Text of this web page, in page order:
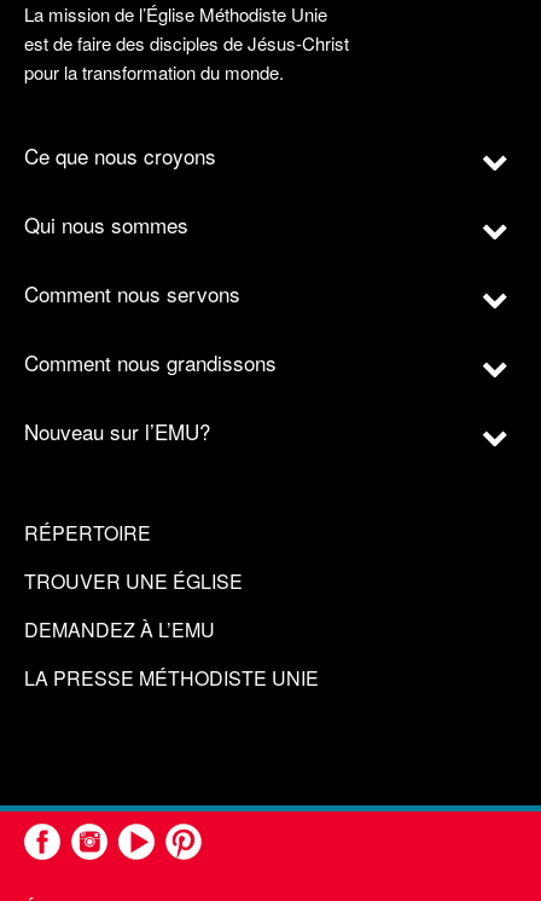
La mission de l’Église Méthodiste Unie
est de faire des disciples de Jésus-Christ
pour la transformation du monde.
Ce que nous croyons
Qui nous sommes
Comment nous servons
Comment nous grandissons
Nouveau sur l’EMU?
RÉPERTOIRE
TROUVER UNE ÉGLISE
DEMANDEZ À L’EMU
LA PRESSE MÉTHODISTE UNIE